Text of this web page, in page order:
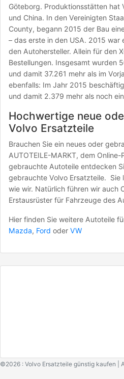
Göteborg. Produktionsstätten hat
und China. In den Vereinigten
County, begann 2015 der Bau
– das erste in den USA. 2015 war
den Autohersteller. Allein für den
Bestellungen. Insgesamt wurden
und damit 37.261 mehr als im
ebenfalls: Im Jahr 2015
und damit 2.379 mehr als noch
Hochwertige neue
Volvo Ersatzteile
Brauchen Sie ein neues oder
AUTOTEILE-MARKT, dem
gebrauchte Autoteile entdecken
gebrauchte Volvo Ersatzteile. Sie
wie wir. Natürlich führen wir auch
Erstausrüster für Fahrzeuge des
Hier finden Sie weitere Autoteile
Mazda, Ford oder VW
©2026 : Volvo Ersatzteile günstig kaufen |